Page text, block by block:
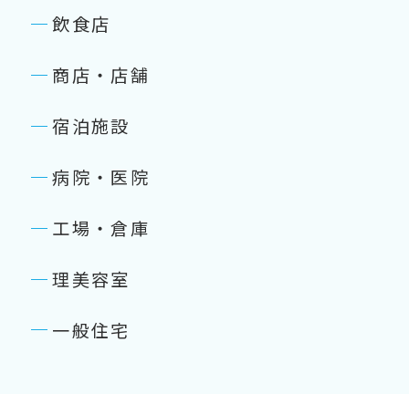
飲食店
商店・店舗
宿泊施設
病院・医院
工場・倉庫
理美容室
一般住宅